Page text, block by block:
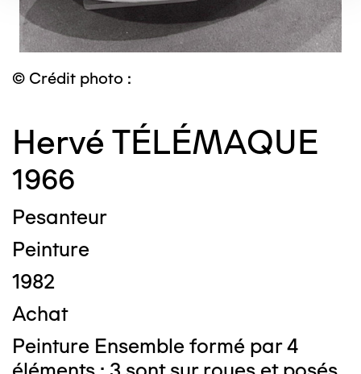
© Crédit photo :
Hervé TÉLÉMAQUE
1966
Pesanteur
Peinture
1982
Achat
Peinture Ensemble formé par 4